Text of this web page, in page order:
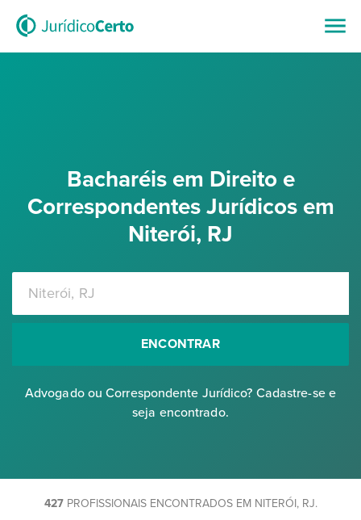
Bacharéis em Direito e
Correspondentes Jurídicos em
Niterói, RJ
ENCONTRAR
Advogado ou Correspondente Jurídico? Cadastre-se e
seja encontrado.
427PROFISSIONAIS ENCONTRADOS EM NITERÓI, RJ.